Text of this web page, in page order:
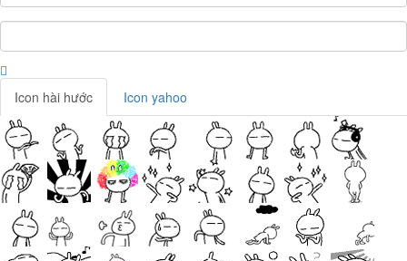
Icon hài hước Icon yahoo